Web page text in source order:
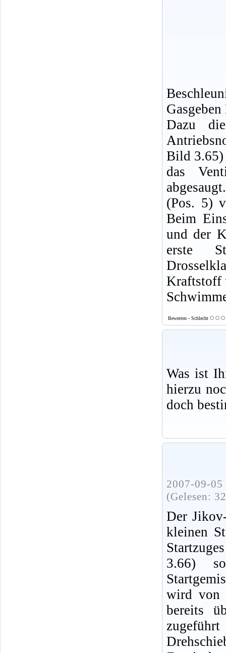
Dazu
Bild
das
(Pos. 5)
Beim
und der
erste
Kraftstoff
Bewerten - Schlecht
Was ist
hierzu
doch
2007-09-
(Gelesen:
Der
kleinen
3.66)
wird von
bereits